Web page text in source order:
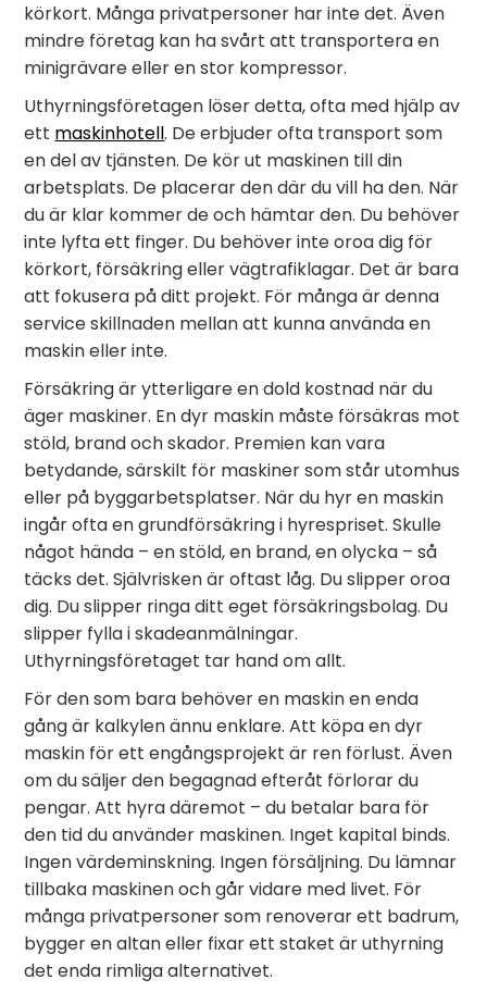
körkort. Många privatpersoner har inte det. Även
mindre företag kan ha svårt att transportera en
minigrävare eller en stor kompressor.
Uthyrningsföretagen löser detta, ofta med hjälp av
ett maskinhotell. De erbjuder ofta transport som
en del av tjänsten. De kör ut maskinen till din
arbetsplats. De placerar den där du vill ha den. När
du är klar kommer de och hämtar den. Du behöver
inte lyfta ett finger. Du behöver inte oroa dig för
körkort, försäkring eller vägtrafiklagar. Det är bara
att fokusera på ditt projekt. För många är denna
service skillnaden mellan att kunna använda en
maskin eller inte.
Försäkring är ytterligare en dold kostnad när du
äger maskiner. En dyr maskin måste försäkras mot
stöld, brand och skador. Premien kan vara
betydande, särskilt för maskiner som står utomhus
eller på byggarbetsplatser. När du hyr en maskin
ingår ofta en grundförsäkring i hyrespriset. Skulle
något hända – en stöld, en brand, en olycka – så
täcks det. Självrisken är oftast låg. Du slipper oroa
dig. Du slipper ringa ditt eget försäkringsbolag. Du
slipper fylla i skadeanmälningar.
Uthyrningsföretaget tar hand om allt.
För den som bara behöver en maskin en enda
gång är kalkylen ännu enklare. Att köpa en dyr
maskin för ett engångsprojekt är ren förlust. Även
om du säljer den begagnad efteråt förlorar du
pengar. Att hyra däremot – du betalar bara för
den tid du använder maskinen. Inget kapital binds.
Ingen värdeminskning. Ingen försäljning. Du lämnar
tillbaka maskinen och går vidare med livet. För
många privatpersoner som renoverar ett badrum,
bygger en altan eller fixar ett staket är uthyrning
det enda rimliga alternativet.